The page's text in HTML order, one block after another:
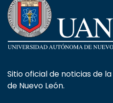
Sitio oficial de noticias de
de Nuevo León.